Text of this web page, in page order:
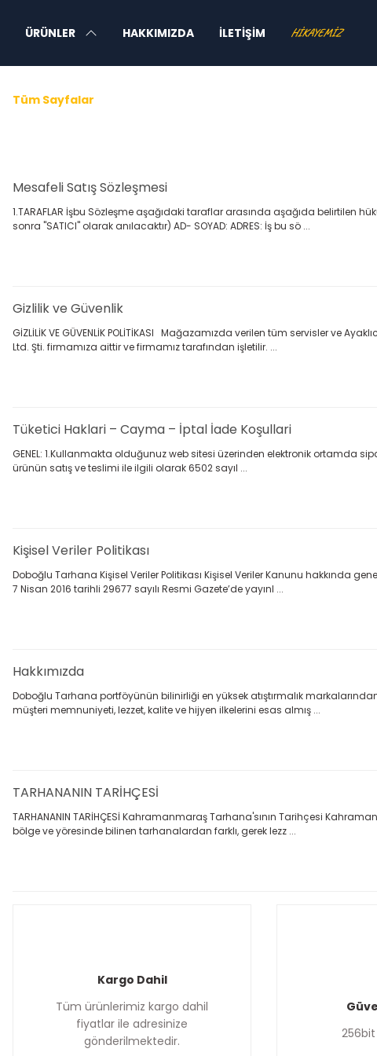
ÜRÜNLER HAKKIMIZDA İLETIŞIM HIKAYEMIZ
Tüm Sayfalar
Mesafeli Satış Sözleşmesi
1.TARAFLAR İşbu Sözleşme aşağıdaki taraflar arasında aşağıda belirtilen
sonra "SATICI" olarak anılacaktır) AD- SOYAD: ADRES: İş bu sö ...
Gizlilik ve Güvenlik
GİZLİLİK VE GÜVENLİK POLİTİKASI Mağazamızda verilen tüm servisler ve
Ltd. Şti. firmamıza aittir ve firmamız tarafından işletilir. ...
Tüketici Haklari – Cayma – İptal İade Koşullari
GENEL: 1.Kullanmakta olduğunuz web sitesi üzerinden elektronik ortamda
ürünün satış ve teslimi ile ilgili olarak 6502 sayıl ...
Kişisel Veriler Politikası
Doboğlu Tarhana Kişisel Veriler Politikası Kişisel Veriler Kanunu hakkında
7 Nisan 2016 tarihli 29677 sayılı Resmi Gazete’de yayınl ...
Hakkımızda
Doboğlu Tarhana portföyünün bilinirliği en yüksek atıştırmalık
müşteri memnuniyeti, lezzet, kalite ve hijyen ilkelerini esas almış ...
TARHANANIN TARİHÇESİ
TARHANANIN TARİHÇESİ Kahramanmaraş Tarhana'sının Tarihçesi
bölge ve yöresinde bilinen tarhanalardan farklı, gerek lezz ...
Kargo Dahil
Tüm ürünlerimiz kargo dahil
fiyatlar ile adresinize
gönderilmektedir.
256bit